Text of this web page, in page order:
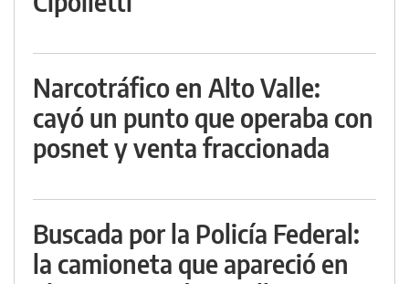
Narcotráfico en Alto Valle:
cayó un punto que operaba con
posnet y venta fraccionada
Buscada por la Policía Federal:
la camioneta que apareció en